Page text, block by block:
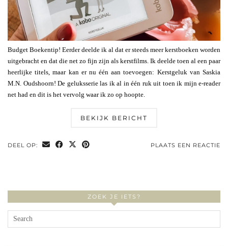
Budget Boekentip! Eerder deelde ik al dat er steeds meer kerstboeken worden
uitgebracht en dat die net zo fijn zijn als kerstfilms. Ik deelde toen al een paar
heerlijke titels, maar kan er nu één aan toevoegen: Kerstgeluk van Saskia
M.N. Oudshoorn! De geluksserie las ik al in één ruk uit toen ik mijn e-reader
net had en dit is het vervolg waar ik zo op hoopte.
BEKIJK BERICHT
DEEL OP: PLAATS EEN REACTIE
ZOEK JE IETS?